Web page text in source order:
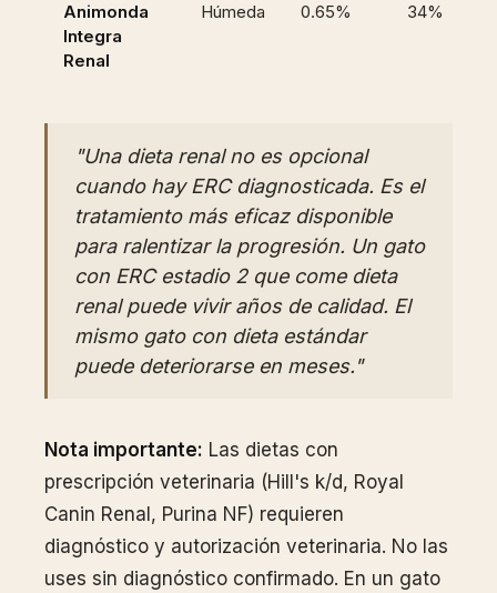
Animonda
Integra
Renal
Húmeda 0.65% 34%
"Una dieta renal no es opcional
cuando hay ERC diagnosticada. Es el
tratamiento más eficaz disponible
para ralentizar la progresión. Un gato
con ERC estadio 2 que come dieta
renal puede vivir años de calidad. El
mismo gato con dieta estándar
puede deteriorarse en meses."
Nota importante: Las dietas con
prescripción veterinaria (Hill's k/d, Royal
Canin Renal, Purina NF) requieren
diagnóstico y autorización veterinaria. No las
uses sin diagnóstico confirmado. En un gato